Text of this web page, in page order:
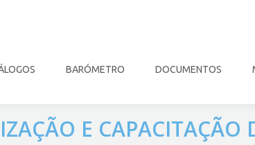
BARÓMETRO DOCUMENTOS
E